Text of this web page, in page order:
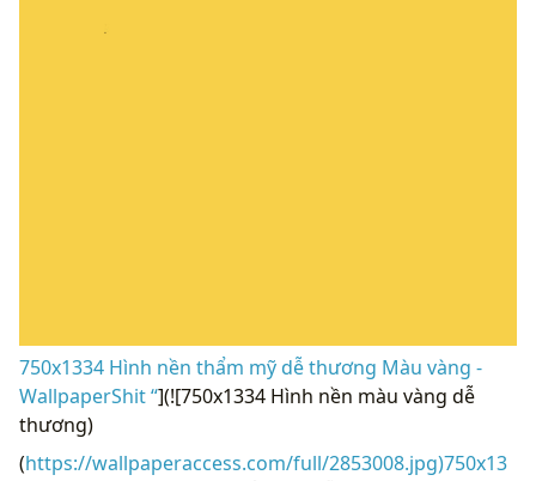
750x1334 Hình nền thẩm mỹ dễ thương Màu vàng -
WallpaperShit “](![750x1334 Hình nền màu vàng dễ
thương)
(https://wallpaperaccess.com/full/2853008.jpg)750x13